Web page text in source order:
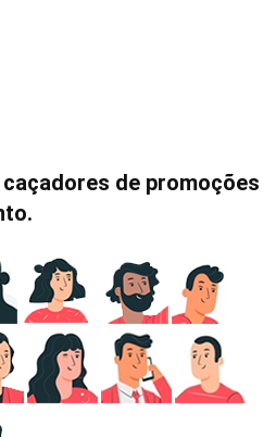
de promoções